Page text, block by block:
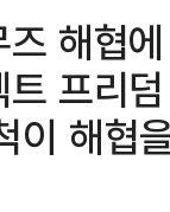
해협
프리
이 해협